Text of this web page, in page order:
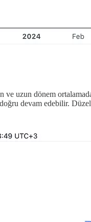
uzun dönem
devam edebilir.